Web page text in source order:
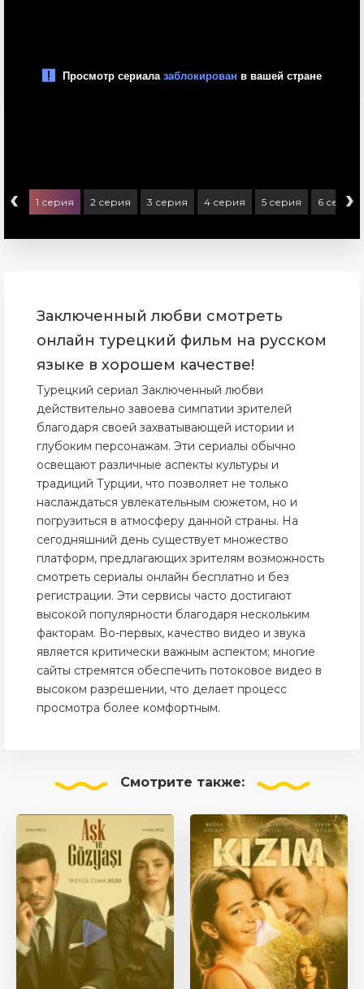
‹ 1 серия 2 серия 3 серия 4 серия 5 серия 6 серия
›
Заключенный любви смотреть
онлайн турецкий фильм на русском
языке в хорошем качестве!
Турецкий сериал Заключенный любви
действительно завоева симпатии зрителей
благодаря своей захватывающей истории и
глубоким персонажам. Эти сериалы обычно
освещают различные аспекты культуры и
традиций Турции, что позволяет не только
наслаждаться увлекательным сюжетом, но и
погрузиться в атмосферу данной страны. На
сегодняшний день существует множество
платформ, предлагающих зрителям возможность
смотреть сериалы онлайн бесплатно и без
регистрации. Эти сервисы часто достигают
высокой популярности благодаря нескольким
факторам. Во-первых, качество видео и звука
является критически важным аспектом; многие
сайты стремятся обеспечить потоковое видео в
высоком разрешении, что делает процесс
просмотра более комфортным.
Смотрите также: